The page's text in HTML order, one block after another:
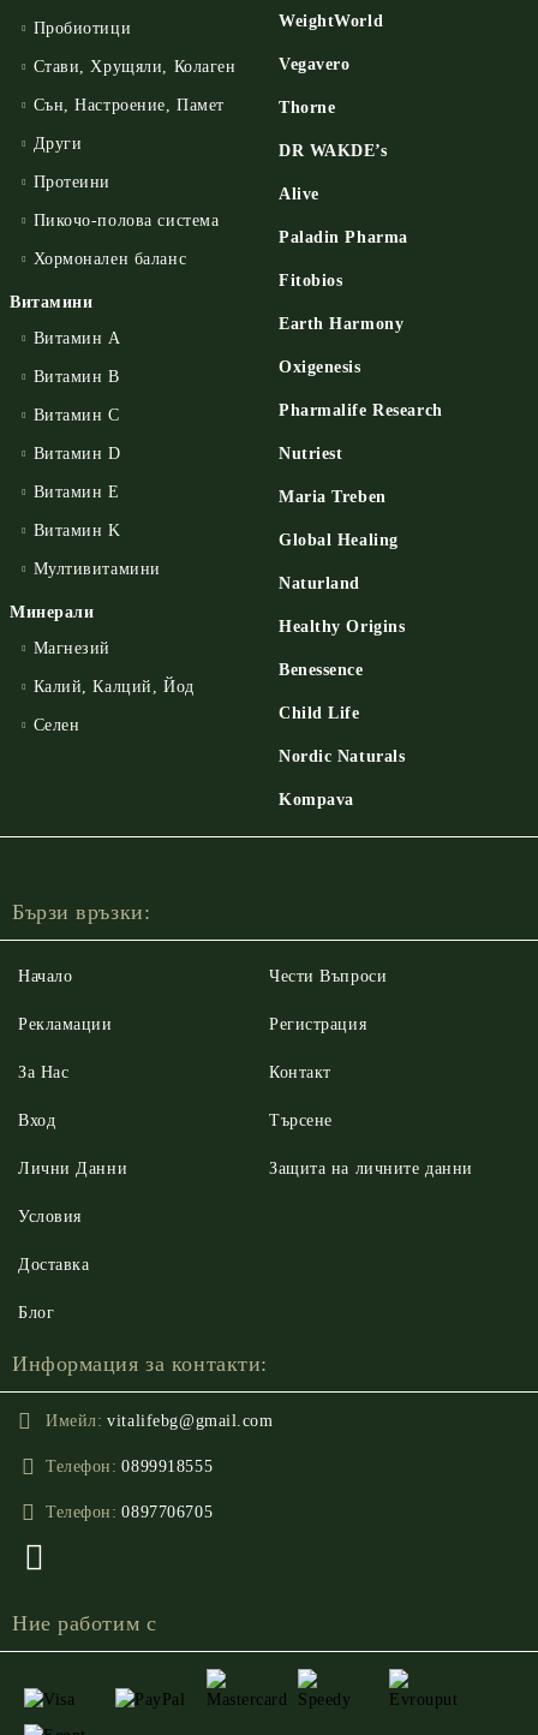
Пробиотици
Стави, Хрущяли, Колаген
Сън, Настроение, Памет
Други
Протеини
Пикочо-полова система
Хормонален баланс
Витамини
Витамин А
Витамин B
Витамин C
Витамин D
Витамин E
Витамин K
Мултивитамини
Минерали
Магнезий
Калий, Калций, Йод
Селен
WeightWorld
Vegavero
Thorne
DR WAKDE’s
Alive
Paladin Pharma
Fitobios
Earth Harmony
Oxigenesis
Pharmalife Research
Nutriest
Maria Treben
Global Healing
Naturland
Healthy Origins
Benessence
Child Life
Nordic Naturals
Kompava
Бързи връзки:
Начало
Рекламации
За Нас
Вход
Чести Въпроси
Регистрация
Контакт
Търсене
Лични Данни
Условия
Доставка
Блог
Защита на личните данни
Информация за контакти:
Имейл: vitalifebg@gmail.com
Телефон: 0899918555
Телефон: 0897706705
Ние работим с